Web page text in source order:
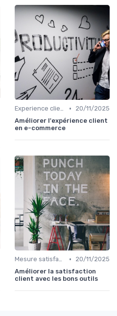
Experience client •
20/11/2025
Améliorer l'expérience client
en e-commerce
Mesure satisfaction •
20/11/2025
Améliorer la satisfaction
client avec les bons outils